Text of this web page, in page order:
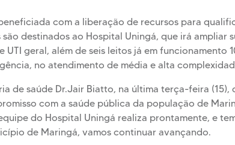
com a liberação de recursos para
destinados ao Hospital Uningá, que irá ampliar
geral, além de seis leitos já em funcionamento
no atendimento de média e alta
de saúde Dr.Jair Biatto, na última terça-feira (15),
com a saúde pública da população de
do Hospital Uningá realiza prontamente, e
de Maringá, vamos continuar avançando.